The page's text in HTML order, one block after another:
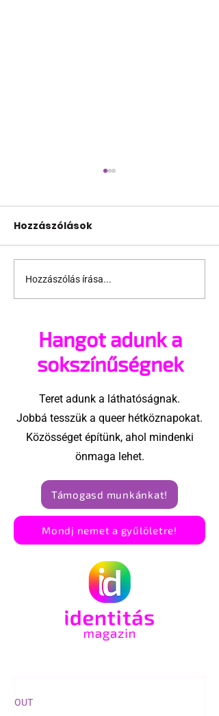
Támogathatsz és
ajánlhatsz: Te is részt
megvalósításában
Hozzászólások
Hozzászólás írása...
Hangot adunk a
sokszínűségnek
Teret adunk a láthatóságnak.
Jobbá tesszük a queer hétköznapokat.
Közösséget építünk, ahol mindenki
önmaga lehet.
Támogasd munkánkat!
Mondj nemet a gyűlöletre!
OUT